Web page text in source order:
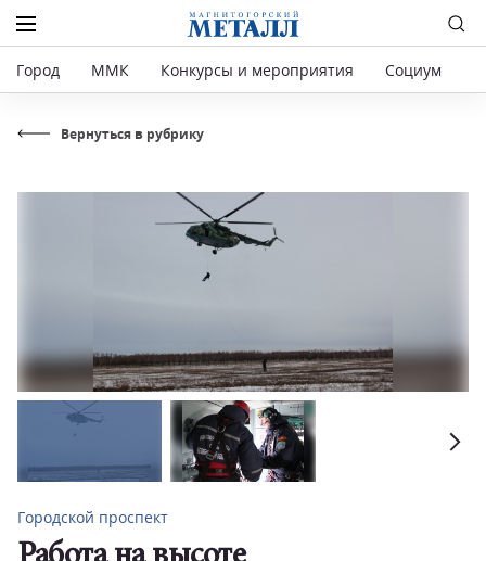
Город ММК Конкурсы и мероприятия Социум
Вернуться в рубрику
Городской проспект